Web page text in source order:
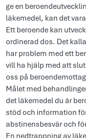
ge en
läkemedel, kan det
Ett beroende kan
ordinerad dos. Det
har problem med ett
vill ha hjälp med att
oss på
Målet med
det läkemedel du är
stöd och information
abstinensbesvär och
En nedtrappning av